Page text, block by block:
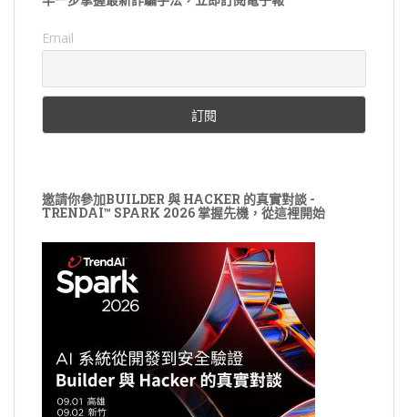
Email
邀請你參加BUILDER 與 HACKER 的真實對談 -
TRENDAI™ SPARK 2026 掌握先機，從這裡開始